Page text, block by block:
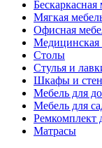
Бескаркасная
Мягкая
Офисная
Медицинская
Столы
Стулья и
Шкафы и
Мебель для
Мебель для
Ремкомплект
Матрасы